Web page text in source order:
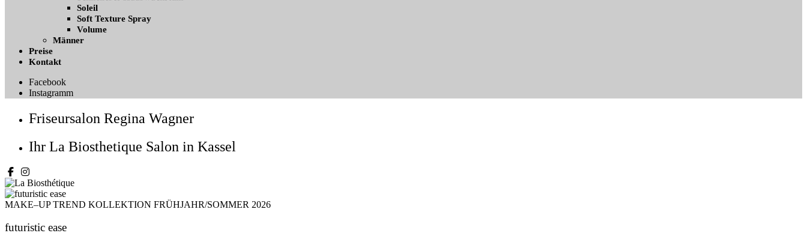
Soleil
Soft Texture Spray
Volume
Männer
Preise
Kontakt
Facebook
Instagramm
Friseursalon Regina Wagner
Ihr La Biosthetique Salon in Kassel
MAKE–UP TREND KOLLEKTION FRÜHJAHR/SOMMER 2026
futuristic ease